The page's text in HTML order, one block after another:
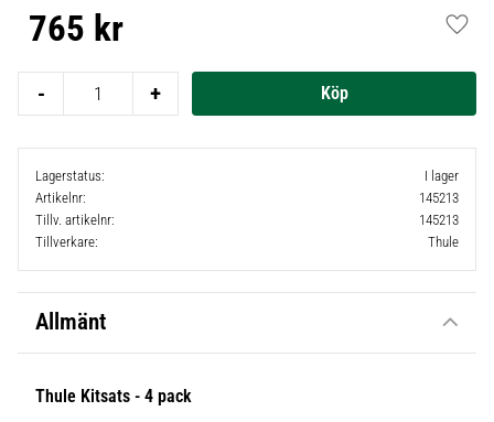
765 kr
+
-
Lagerstatus
I lager
Artikelnr
145213
Tillv. artikelnr
145213
Tillverkare
Thule
Allmänt
Thule Kitsats - 4 pack